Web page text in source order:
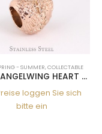
2024 SPRING - SUMMER
BEAD-CORD
Für Preise loggen